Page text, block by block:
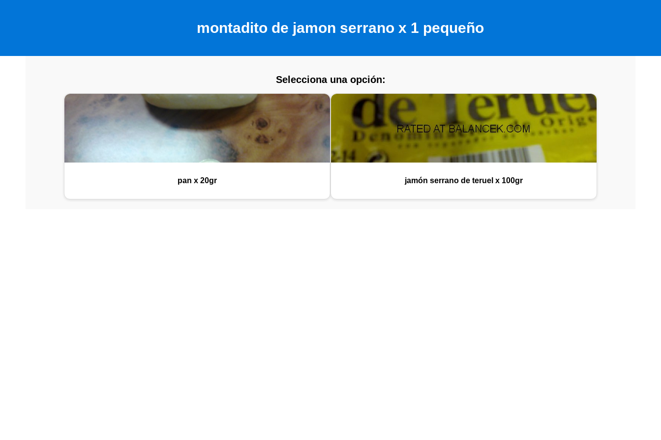
montadito de jamon serrano x 1 pequeño
Selecciona una opción:
pan x 20gr jamón serrano de teruel x 100gr